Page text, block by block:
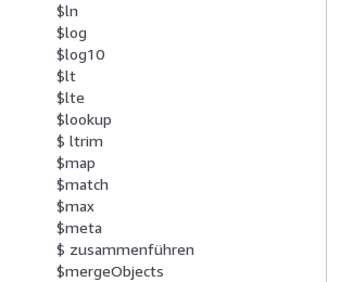
$ln
$log
$log10
$lt
$lte
$lookup
$ ltrim
$map
$match
$max
$meta
$ zusammenführen
$mergeObjects